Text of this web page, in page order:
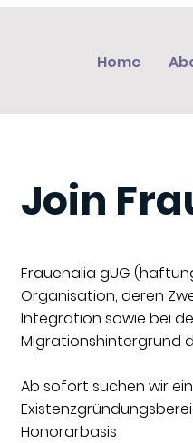
Home
Join
Frauenalia gUG
Organisation, deren
Integration sowie bei
Migrationshintergrund
Ab sofort suchen wir
Honorarbasis